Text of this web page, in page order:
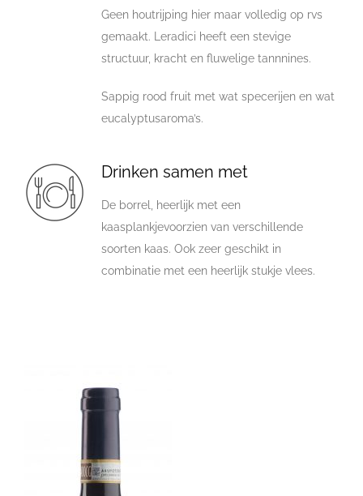
Geen houtrijping hier maar volledig op rvs
gemaakt. Leradici heeft een stevige
structuur, kracht en fluwelige tannnines.
Sappig rood fruit met wat specerijen en wat
eucalyptusaroma’s.
Drinken samen met
De borrel, heerlijk met een
kaasplankjevoorzien van verschillende
soorten kaas. Ook zeer geschikt in
combinatie met een heerlijk stukje vlees.